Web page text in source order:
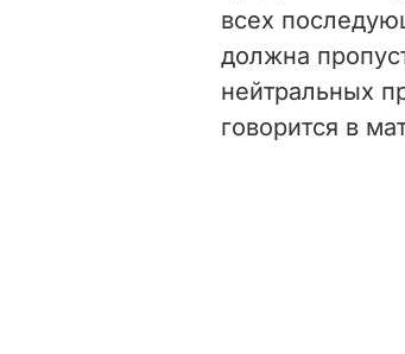
всех
должна
нейтральных
говорится в